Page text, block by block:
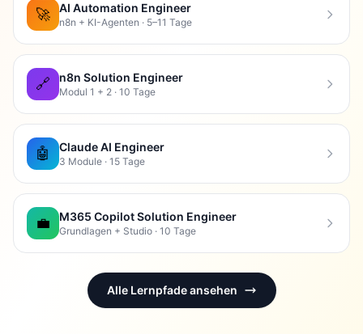
🚀 AI Automation Engineer
n8n + KI-Agenten · 5–11 Tage
🔗 n8n Solution Engineer
Modul 1 + 2 · 10 Tage
🤖 Claude AI Engineer
3 Module · 15 Tage
💼 M365 Copilot Solution Engineer
Grundlagen + Studio · 10 Tage
Alle Lernpfade ansehen